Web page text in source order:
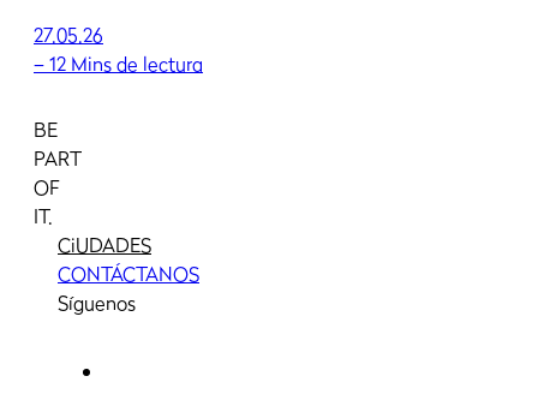
27.05.26
–12 Mins de lectura
BE
PART
OF
IT.
CiUDADES
CONTÁCTANOS
Síguenos